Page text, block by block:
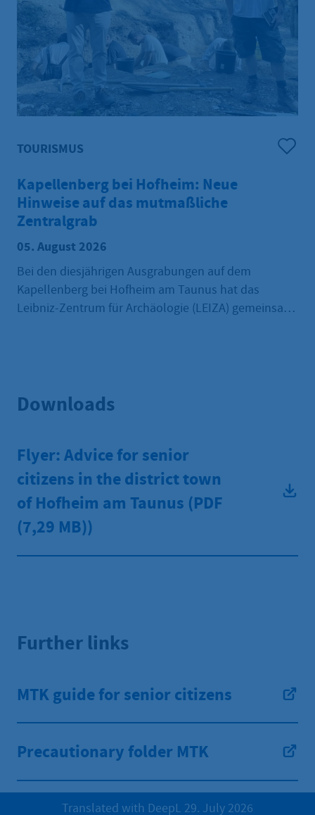
TOURISMUS
Kapellenberg bei Hofheim: Neue
Hinweise auf das mutmaßliche
Zentralgrab
05. August 2026
Bei den diesjährigen Ausgrabungen auf dem
Kapellenberg bei Hofheim am Taunus hat das
Leibniz-Zentrum für Archäologie (LEIZA) gemeinsam
bisherigen Untersuchungen deuten auf eine mit
heutigen Norden Frankreichs erkennen lässt.
Downloads
Flyer: Advice for senior
citizens in the district town
of Hofheim am Taunus (PDF
(7,29 MB))
Further links
MTK guide for senior citizens
Precautionary folder MTK
Translated with DeepL 29. July 2026